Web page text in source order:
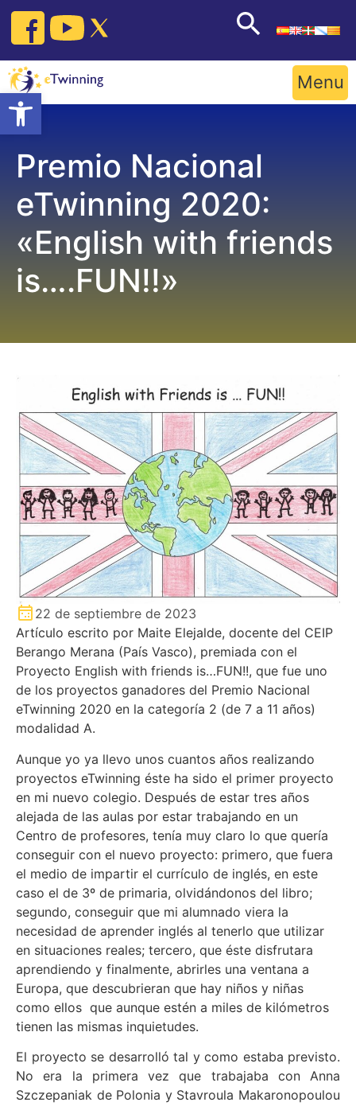
Open toolbar
Skip
content
Menu
Premio Nacional
eTwinning 2020:
«English with friends
is….FUN!!»
22 de septiembre de 2023
Artículo escrito por Maite Elejalde, docente del CEIP
Berango Merana (País Vasco), premiada con el
Proyecto English with friends is…FUN!!, que fue uno
de los proyectos ganadores del Premio Nacional
eTwinning 2020 en la categoría 2 (de 7 a 11 años)
modalidad A.
Aunque yo ya llevo unos cuantos años realizando
proyectos eTwinning éste ha sido el primer proyecto
en mi nuevo colegio. Después de estar tres años
alejada de las aulas por estar trabajando en un
Centro de profesores, tenía muy claro lo que quería
conseguir con el nuevo proyecto: primero, que fuera
el medio de impartir el currículo de inglés, en este
caso el de 3º de primaria, olvidándonos del libro;
segundo, conseguir que mi alumnado viera la
necesidad de aprender inglés al tenerlo que utilizar
en situaciones reales; tercero, que éste disfrutara
aprendiendo y finalmente, abrirles una ventana a
Europa, que descubrieran que hay niños y niñas
como ellos que aunque estén a miles de kilómetros
tienen las mismas inquietudes.
El proyecto se desarrolló tal y como estaba previsto.
No era la primera vez que trabajaba con Anna
Szczepaniak de Polonia y Stavroula Makaronopoulou